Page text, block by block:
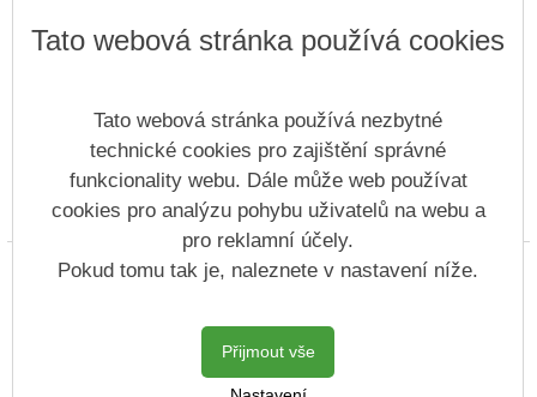
Prohlášení o přístupnosti Mapa webu Cookies
Copyright © 2022 - 2023 SZŠ Antonína Sochora &
Postaveno ve službě
VlastníŠkolníWeb.cz
| Na redakčním
Tato webová stránka používá cookies
Tato webová stránka používá nezbytné
technické cookies pro zajištění správné
funkcionality webu. Dále může web používat
cookies pro analýzu pohybu uživatelů na webu a
pro reklamní účely.
Pokud tomu tak je, naleznete v nastavení níže.
Přijmout vše